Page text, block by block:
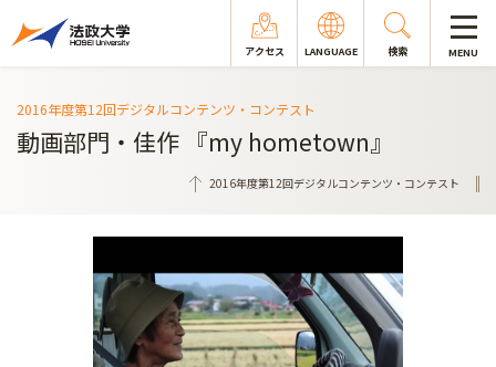
アクセス LANGUAGE 検索 MENU
2016年度第12回デジタルコンテンツ・コンテスト
動画部門・佳作 『my hometown』
2016年度第12回デジタルコンテンツ・コンテスト